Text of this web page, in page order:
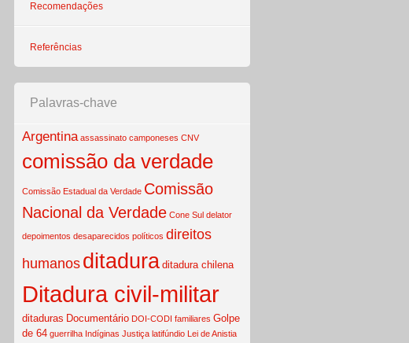
Recomendações
Referências
Palavras-chave
Argentina assassinato camponeses CNV
comissão da verdade
Comissão Estadual da Verdade Comissão
Nacional da Verdade Cone Sul delator
depoimentos desaparecidos políticos direitos
humanos ditadura ditadura chilena
Ditadura civil-militar
ditaduras Documentário DOI-CODI familiares Golpe
de 64 guerrilha Indíginas Justiça latifúndio Lei de Anistia